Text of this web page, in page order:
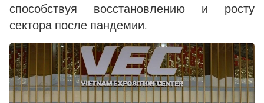
способствуя восстановлению и росту
сектора после пандемии.